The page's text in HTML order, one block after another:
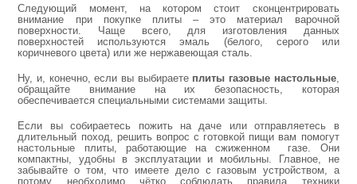
Следующий момент, на котором стоит сконцентрировать
внимание при покупке плиты – это материал варочной
поверхности. Чаще всего, для изготовления данных
поверхностей используются эмаль (белого, серого или
коричневого цвета) или же нержавеющая сталь.
Ну, и, конечно, если вы выбираете плиты газовые настольные,
обращайте внимание на их безопасность, которая
обеспечивается специальными системами защиты.
Если вы собираетесь пожить на даче или отправляетесь в
длительный поход, решить вопрос с готовкой пищи вам помогут
настольные плиты, работающие на сжиженном газе. Они
компактны, удобны в эксплуатации и мобильны. Главное, не
забывайте о том, что имеете дело с газовым устройством, а
потому необходимо чётко соблюдать правила техники